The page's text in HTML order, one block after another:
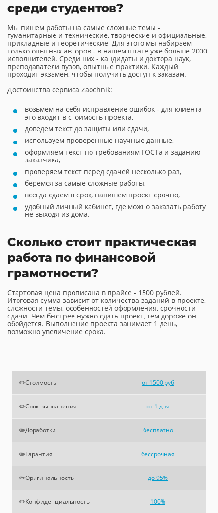
среди студентов?
Мы пишем работы на самые сложные темы -
гуманитарные и технические, творческие и официальные,
прикладные и теоретические. Для этого мы набираем
только опытных авторов - в нашем штате уже больше 2000
исполнителей. Среди них - кандидаты и доктора наук,
преподаватели вузов, опытные практики. Каждый
проходит экзамен, чтобы получить доступ к заказам.
Достоинства сервиса Zaochnik:
возьмем на себя исправление ошибок - для клиента
это входит в стоимость проекта,
доведем текст до защиты или сдачи,
используем проверенные научные данные,
оформляем текст по требованиям ГОСТа и заданию
заказчика,
проверяем текст перед сдачей несколько раз,
беремся за самые сложные работы,
всегда сдаем в срок, напишем проект срочно,
удобный личный кабинет, где можно заказать работу
не выходя из дома.
Сколько стоит практическая
работа по финансовой
грамотности?
Стартовая цена прописана в прайсе - 1500 рублей.
Итоговая сумма зависит от количества заданий в проекте,
сложности темы, особенностей оформления, срочности
сдачи. Чем быстрее нужно сдать проект, тем дороже он
обойдется. Выполнение проекта занимает 1 день,
возможно увеличение срока.
✏️Стоимость от 1500 руб
✏️Срок выполнения от 1 дня
✏️Доработки бесплатно
✏️Гарантия бессрочная
✏️Оригинальность до 95%
✏️Конфиденциальность 100%